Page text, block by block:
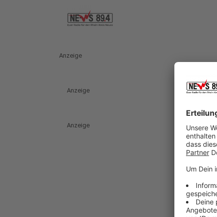
Anzeige
Anzeige
Anzeige